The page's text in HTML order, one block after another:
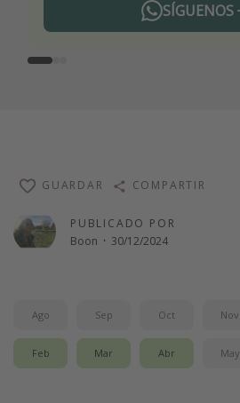
SÍGUENOS
Telegram
PUBLICADO POR
Boon · 30/12/2024
GUARDAR COMPARTIR
Ago Sep Oct Nov
Feb Mar Abr May